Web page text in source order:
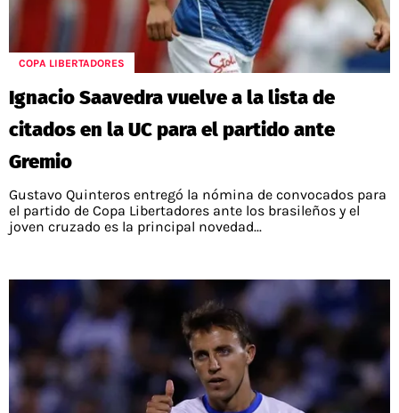
POLÍTICAS DE PRIVACIDAD
POLÍTICA EDITORIAL
PUBLICIDAD / ADS
AD CHOICES
ENTREVISTAS
CAMPEONATO NACIONAL
RESULTADOS
TABLA DE POSICIONES
APUESTAS
Términos y Condiciones
Políticas de Privacidad
Ad Choices
compañía perteneciente a Better Collective.
Todos los derechos reservados
COPA LIBERTADORES
Ignacio Saavedra vuelve a la lista de
citados en la UC para el partido ante
Gremio
Gustavo Quinteros entregó la nómina de convocados para
el partido de Copa Libertadores ante los brasileños y el
joven cruzado es la principal novedad...